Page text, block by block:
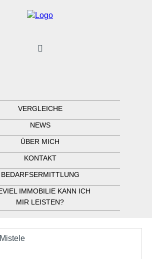
VERGLEICHE
NEWS
ÜBER MICH
KONTAKT
BEDARFSERMITTLUNG
IMMOBILIE KANN ICH
MIR LEISTEN?